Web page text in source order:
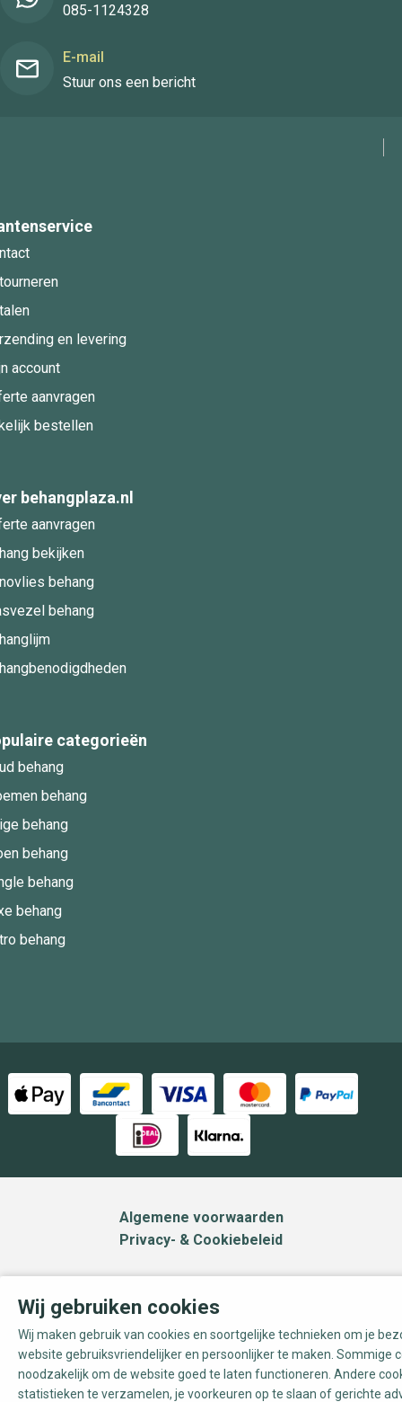
085-1124328
E-mail
Stuur ons een bericht
en levering
account
aanvragen
bestellen
behangplaza.nl
aanvragen
bekijken
behang
behang
categorieën
behang
behang
behang
behang
behang
behang
behang
Algemene voorwaarden
Privacy- & Cookiebeleid
Wij gebruiken cookies
Wij maken gebruik van cookies en soortgelijke technieken om je
website gebruiksvriendelijker en persoonlijker te maken. Sommige
noodzakelijk om de website goed te laten functioneren. Andere
statistieken te verzamelen, je voorkeuren op te slaan of gerichte